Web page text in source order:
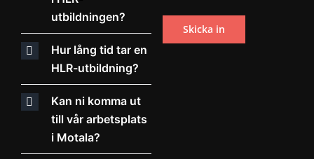
utbildningen?
Hur lång tid tar en
HLR-utbildning?
Kan ni komma ut
till vår arbetsplats
i Motala?